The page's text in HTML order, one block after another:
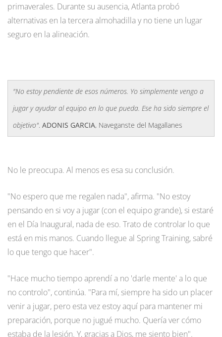
primaverales. Durante su ausencia, Atlanta probó
alternativas en la tercera almohadilla y no tiene un lugar
seguro en la alineación.
"No estoy pendiente de esos números. Yo simplemente vengo a
jugar y ayudar al equipo en lo que pueda. Ese ha sido siempre el
objetivo" ADONIS GARCIA, Naveganste del Magallanes
No le preocupa. Al menos es esa su conclusión.
"No espero que me regalen nada", afirma. "No estoy
pensando en si voy a jugar (con el equipo grande), si estaré
en el Día Inaugural, nada de eso. Trato de controlar lo que
está en mis manos. Cuando llegue al Spring Training, sabré
lo que tengo que hacer".
"Hace mucho tiempo aprendí a no 'darle mente' a lo que
no controlo", continúa. "Para mí, siempre ha sido un placer
venir a jugar, pero esta vez estoy aquí para mantener mi
preparación, porque no jugué mucho. Quería ver cómo
estaba de la lesión. Y, gracias a Dios, me siento bien".